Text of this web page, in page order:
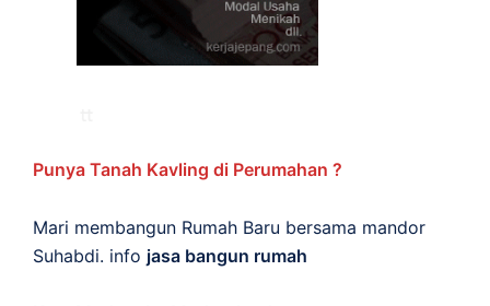
Punya Tanah Kavling di Perumahan ?
Mari membangun Rumah Baru bersama mandor
Suhabdi. info jasa bangun rumah